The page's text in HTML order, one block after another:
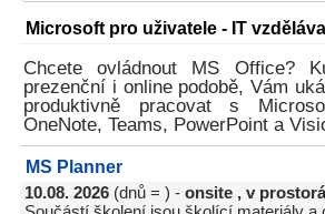
Microsoft pro uživatele - IT
Chcete ovládnout MS Office?
prezenční i online podobě, Vám
produktivně pracovat s
OneNote, Teams, PowerPoint a
MS Planner
10.08. 2026 (dnů = ) - onsite , v